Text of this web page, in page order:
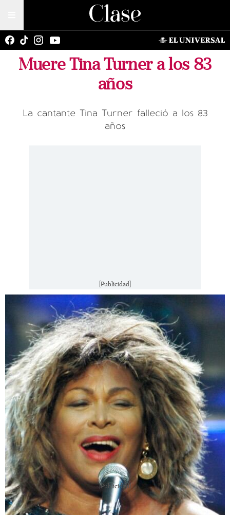
Muere Tina Turner a los 83
años
La cantante Tina Turner falleció a los 83
años
[Publicidad]
AP
[Publicidad]